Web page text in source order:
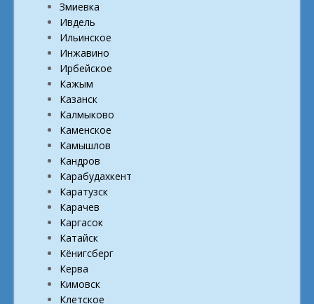
Змиевка
Ивдель
Ильинское
Инжавино
Ирбейское
Кажым
Казанск
Калмыково
Каменское
Камышлов
Кандров
Карабудахкент
Каратузск
Карачев
Каргасок
Катайск
Кёнигсберг
Керва
Кимовск
Клетское